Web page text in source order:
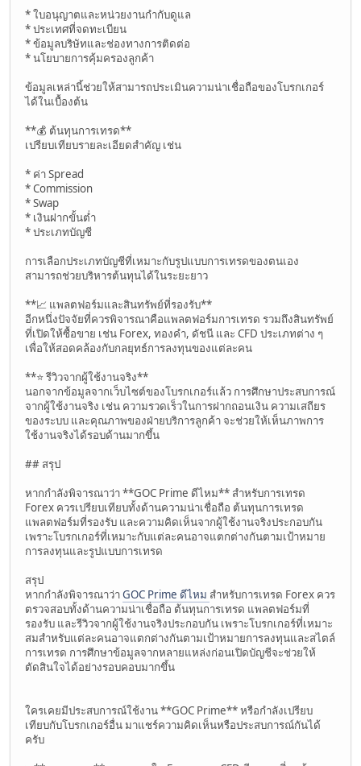
* ใบอนุญาตและหน่วยงานกำกับดูแล
* ประเทศที่จดทะเบียน
* ข้อมูลบริษัทและช่องทางการติดต่อ
* นโยบายการคุ้มครองลูกค้า
ข้อมูลเหล่านี้ช่วยให้สามารถประเมินความน่าเชื่อถือของโบรกเกอร์
ได้ในเบื้องต้น
**💰 ต้นทุนการเทรด**
เปรียบเทียบรายละเอียดสำคัญ เช่น
* ค่า Spread
* Commission
* Swap
* เงินฝากขั้นต่ำ
* ประเภทบัญชี
การเลือกประเภทบัญชีที่เหมาะกับรูปแบบการเทรดของตนเอง
สามารถช่วยบริหารต้นทุนได้ในระยะยาว
**📈 แพลตฟอร์มและสินทรัพย์ที่รองรับ**
อีกหนึ่งปัจจัยที่ควรพิจารณาคือแพลตฟอร์มการเทรด รวมถึงสินทรัพย์
ที่เปิดให้ซื้อขาย เช่น Forex, ทองคำ, ดัชนี และ CFD ประเภทต่าง ๆ
เพื่อให้สอดคล้องกับกลยุทธ์การลงทุนของแต่ละคน
**⭐ รีวิวจากผู้ใช้งานจริง**
นอกจากข้อมูลจากเว็บไซต์ของโบรกเกอร์แล้ว การศึกษาประสบการณ์
จากผู้ใช้งานจริง เช่น ความรวดเร็วในการฝากถอนเงิน ความเสถียร
ของระบบ และคุณภาพของฝ่ายบริการลูกค้า จะช่วยให้เห็นภาพการ
ใช้งานจริงได้รอบด้านมากขึ้น
## สรุป
หากกำลังพิจารณาว่า **GOC Prime ดีไหม** สำหรับการเทรด
Forex ควรเปรียบเทียบทั้งด้านความน่าเชื่อถือ ต้นทุนการเทรด
แพลตฟอร์มที่รองรับ และความคิดเห็นจากผู้ใช้งานจริงประกอบกัน
เพราะโบรกเกอร์ที่เหมาะกับแต่ละคนอาจแตกต่างกันตามเป้าหมาย
การลงทุนและรูปแบบการเทรด
สรุป
หากกำลังพิจารณาว่าGOC Prime ดีไหม สำหรับการเทรด Forex ควร
ตรวจสอบทั้งด้านความน่าเชื่อถือ ต้นทุนการเทรด แพลตฟอร์มที่
รองรับ และรีวิวจากผู้ใช้งานจริงประกอบกัน เพราะโบรกเกอร์ที่เหมาะ
สมสำหรับแต่ละคนอาจแตกต่างกันตามเป้าหมายการลงทุนและสไตล์
การเทรด การศึกษาข้อมูลจากหลายแหล่งก่อนเปิดบัญชีจะช่วยให้
ตัดสินใจได้อย่างรอบคอบมากขึ้น
ใครเคยมีประสบการณ์ใช้งาน **GOC Prime** หรือกำลังเปรียบ
เทียบกับโบรกเกอร์อื่น มาแชร์ความคิดเห็นหรือประสบการณ์กันได้
ครับ